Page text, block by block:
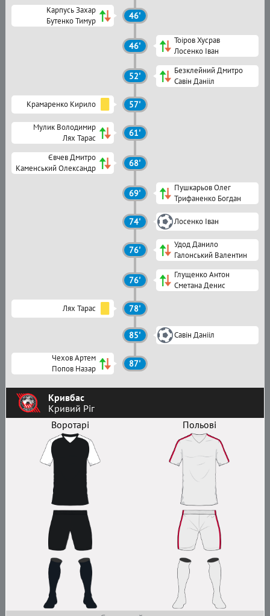
Кривбас
Кривий Ріг
Воротарі
Польові
Карпусь Захар
Бутенко Тимур
46'
46'
Тоіров Хусрав
Лосенко Іван
52'
Безклейний Дмитро
Савін Данііл
Крамаренко Кирило 57'
Мулик Володимир
Лях Тарас
61'
Євчев Дмитро
Каменський Олександр
68'
69'
Пушкарьов Олег
Трифаненко Богдан
74' Лосенко Іван
76'
Удод Данило
Галонський Валентин
76'
Глущенко Антон
Сметана Денис
Лях Тарас 78'
85' Савін Данііл
Чехов Артем
Попов Назар
87'